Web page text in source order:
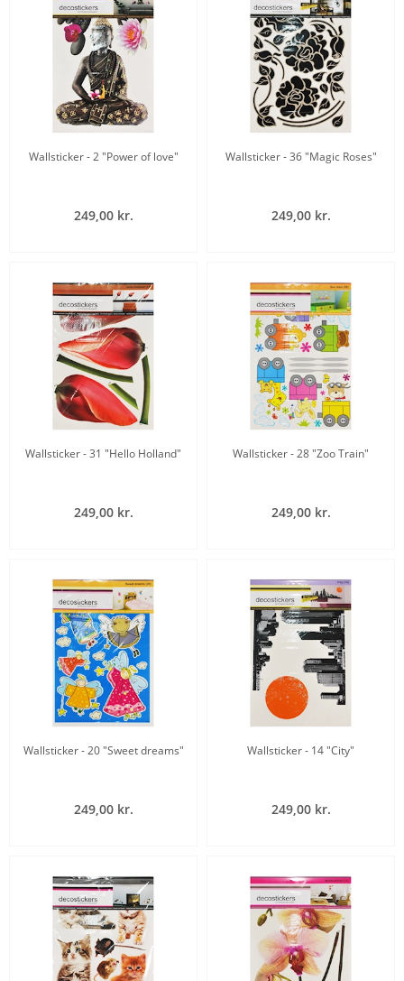
Wallsticker - 2 "Power of love"
249,00 kr.
Wallsticker - 36 "Magic Roses"
249,00 kr.
Wallsticker - 31 "Hello Holland"
249,00 kr.
Wallsticker - 28 "Zoo Train"
249,00 kr.
Wallsticker - 20 "Sweet dreams"
249,00 kr.
Wallsticker - 14 "City"
249,00 kr.